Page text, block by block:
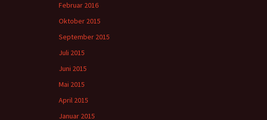
Februar 2016
Oktober 2015
September 2015
Juli 2015
Juni 2015
Mai 2015
April 2015
Januar 2015